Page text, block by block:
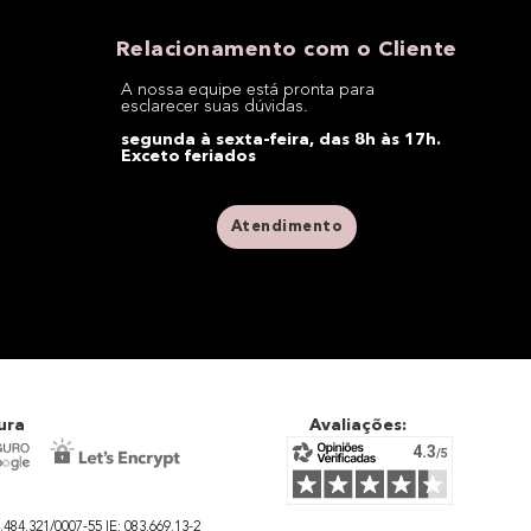
Relacionamento com o Cliente
A nossa equipe está pronta para
esclarecer suas dúvidas.
segunda à sexta-feira, das 8h às 17h.
Exceto feriados
Atendimento
Avaliações:
0007-55 IE: 083.669.13-2